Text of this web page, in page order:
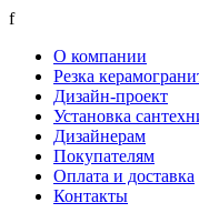
f
О компании
Резка
Дизайн-проект
Установка
Дизайнерам
Покупателям
Оплата и доставка
Контакты